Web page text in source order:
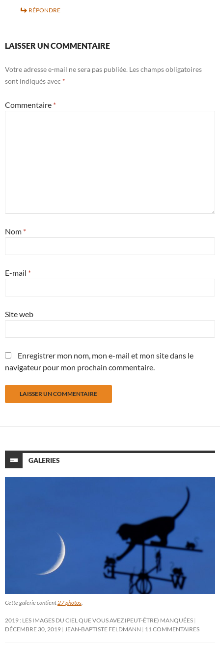
RÉPONDRE
LAISSER UN COMMENTAIRE
Votre adresse e-mail ne sera pas publiée. Les champs obligatoires
sont indiqués avec *
Commentaire *
Nom *
E-mail *
Site web
Enregistrer mon nom, mon e-mail et mon site dans le
navigateur pour mon prochain commentaire.
GALERIES
Cette galerie contient27 photos.
2019 : LES IMAGES DU CIEL QUE VOUS AVEZ (PEUT-ÊTRE) MANQUÉES
DÉCEMBRE 30, 2019 JEAN-BAPTISTE FELDMANN 11 COMMENTAIRES